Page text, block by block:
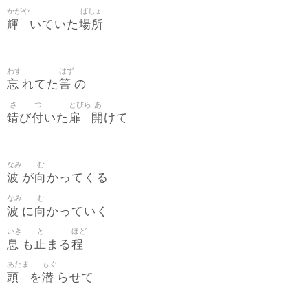
輝
かがや
いていた場所
ばしょ
忘
わす
れてた筈
はず
の
錆
さ
び付
つ
いた 扉
とびら
開
あ
けて
波
なみ
が向
む
かってくる
波
なみ
に向
む
かっていく
息
いき
も止
と
まる程
ほど
頭
あたま
を潜
もぐ
らせて